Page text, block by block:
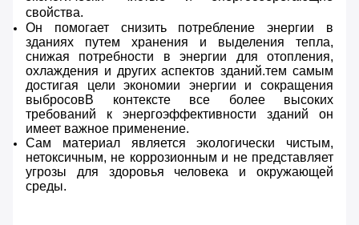
свойства.
Он помогает снизить потребление энергии в
зданиях путем хранения и выделения тепла,
снижая потребности в энергии для отопления,
охлаждения и других аспектов зданий.тем самым
достигая цели экономии энергии и сокращения
выбросовВ контексте все более высоких
требований к энергоэффективности зданий он
имеет важное применение.
Сам материал является экологически чистым,
нетоксичным, не коррозионным и не представляет
угрозы для здоровья человека и окружающей
среды.